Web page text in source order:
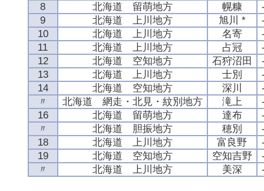
8
北海道 留萌地方 幌糠
9
北海道 上川地方 旭川 *
10
北海道 上川地方 名寄
11
北海道 上川地方 占冠
12
北海道 空知地方 石狩沼田
13
北海道 上川地方 士別
14
北海道 空知地方 深川
〃
北海道 網走・北見・紋別地方 滝上
16
北海道 留萌地方 達布
〃
北海道 胆振地方 穂別
18
北海道 上川地方 富良野
19
北海道 空知地方 空知吉野
〃
北海道 上川地方 美深